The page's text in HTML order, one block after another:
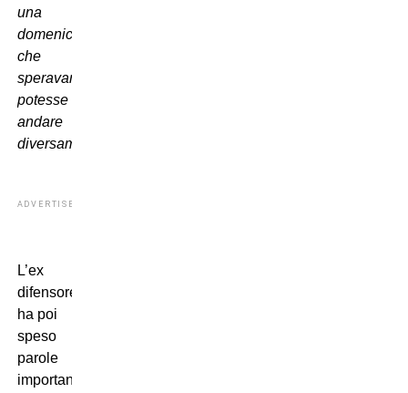
una
domenica
che
speravamo
potesse
andare
diversamente”
ADVERTISEMENT
L’ex
difensore
ha poi
speso
parole
importanti